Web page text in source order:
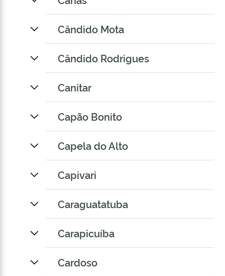
Cândido Mota
Cândido Rodrigues
Canitar
Capão Bonito
Capela do Alto
Capivari
Caraguatatuba
Carapicuíba
Cardoso